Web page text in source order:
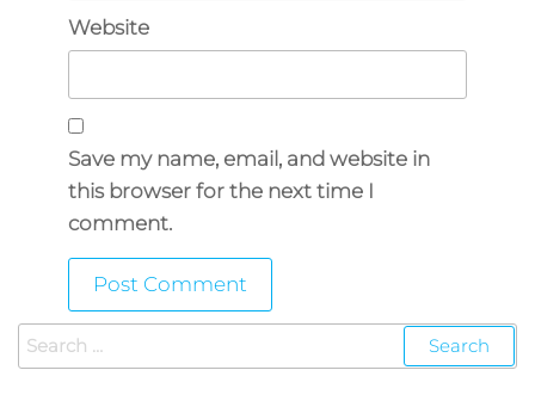
Website
Save my name, email, and website in
this browser for the next time I
comment.